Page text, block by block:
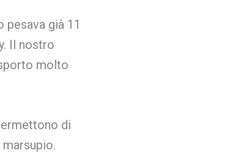
già 11
Il nostro
molto
di